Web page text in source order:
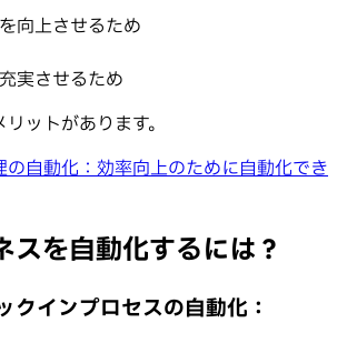
向上させるため
実させるため
ットがあります。
の自動化：効率向上のために自動化でき
を自動化するには？
クインプロセスの自動化 ：